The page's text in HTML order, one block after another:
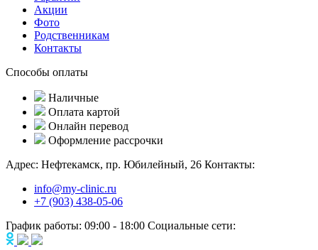
Акции
Фото
Родственникам
Контакты
Способы оплаты
Наличные
Оплата картой
Онлайн перевод
Оформление рассрочки
Адрес: Нефтекамск, пр. Юбилейный, 26 Контакты:
info@my-clinic.ru
+7 (903) 438-05-06
График работы: 09:00 - 18:00 Социальные сети: